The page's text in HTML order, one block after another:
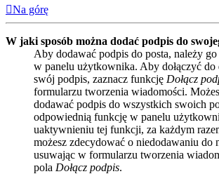
Na górę
W jaki sposób można dodać podpis do
Aby dodawać podpis do posta, należy
w panelu użytkownika. Aby dołączyć do
swój podpis, zaznacz funkcję Dołącz
formularzu tworzenia wiadomości.
dodawać podpis do wszystkich swoich
odpowiednią funkcję w panelu
uaktywnieniu tej funkcji, za każdym
możesz zdecydować o niedodawaniu do
usuwając w formularzu tworzenia
pola Dołącz podpis.